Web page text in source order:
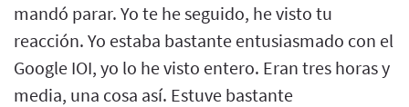
mandó parar. Yo te he seguido, he visto tu
reacción. Yo estaba bastante entusiasmado con el
Google IOI, yo lo he visto entero. Eran tres horas y
media, una cosa así. Estuve bastante